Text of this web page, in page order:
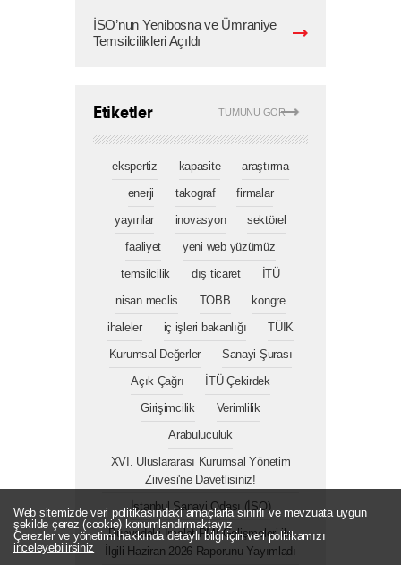
İSO’nun Yenibosna ve Ümraniye
Temsilcilikleri Açıldı
TÜMÜNÜ GÖR
Etiketler
ekspertiz kapasite
araştırma
enerji
takograf
firmalar
yayınlar
inovasyon
sektörel
faaliyet
yeni web yüzümüz
temsilcilik
dış ticaret
İTÜ
nisan meclis
TOBB
kongre
ihaleler
iç işleri bakanlığı
TÜİK
Kurumsal Değerler
Sanayi Şurası
Açık Çağrı
İTÜ Çekirdek
Girişimcilik
Verimlilik
Arabuluculuk
XVI. Uluslararası Kurumsal Yönetim
Zirvesi'ne Davetlisiniz!
İstanbul Sanayi Odası (İSO)
Dünyadaki İmalat PMI Gelişmeleri ile
İlgili Haziran 2026 Raporunu Yayımladı
Web sitemizde veri politikasındaki amaçlarla sınırlı ve mevzuata uygun
şekilde çerez (cookie) konumlandırmaktayız
Çerezler ve yönetimi hakkında detaylı bilgi için veri politikamızı
inceleyebilirsiniz